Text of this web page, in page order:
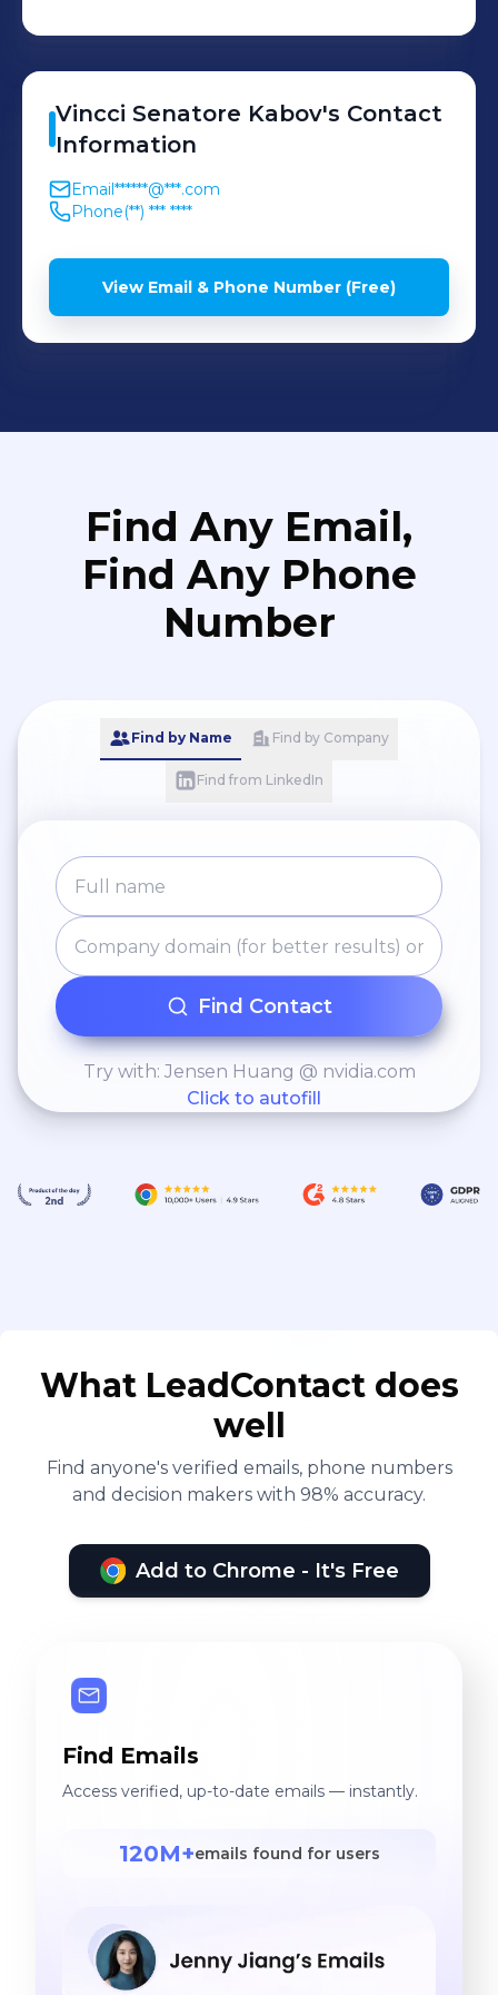
Vincci Senatore Kabov's Contact
Information
Email******@***.com
Phone(**) *** ****
View Email & Phone Number (Free)
Find Any Email,
Find Any Phone
Number
Find by Name Find by Company
Find from LinkedIn
Find Contact
Try with: Jensen Huang @ nvidia.com
Click to autofill
What LeadContact does
well
Find anyone's verified emails, phone numbers
and decision makers with 98% accuracy.
Add to Chrome - It's Free
Find Emails
Access verified, up-to-date emails — instantly.
120M+emails found for users